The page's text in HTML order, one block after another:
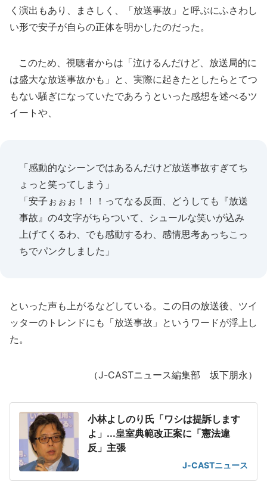
く演出もあり、まさしく、「放送事故」と呼ぶにふさわし
い形で安子が自らの正体を明かしたのだった。
このため、視聴者からは「泣けるんだけど、放送局的に
は盛大な放送事故かも」と、実際に起きたとしたらとてつ
もない騒ぎになっていたであろうといった感想を述べるツ
イートや、
「感動的なシーンではあるんだけど放送事故すぎてち
ょっと笑ってしまう」
「安子ぉぉぉ！！！ってなる反面、どうしても『放送
事故』の4文字がちらついて、シュールな笑いが込み
上げてくるわ、でも感動するわ、感情思考あっちこっ
ちでパンクしました」
といった声も上がるなどしている。この日の放送後、ツイ
ッターのトレンドにも「放送事故」というワードが浮上し
た。
（J-CASTニュース編集部 坂下朋永）
小林よしのり氏「ワシは提訴します
よ」...皇室典範改正案に「憲法違
反」主張
J-CASTニュース